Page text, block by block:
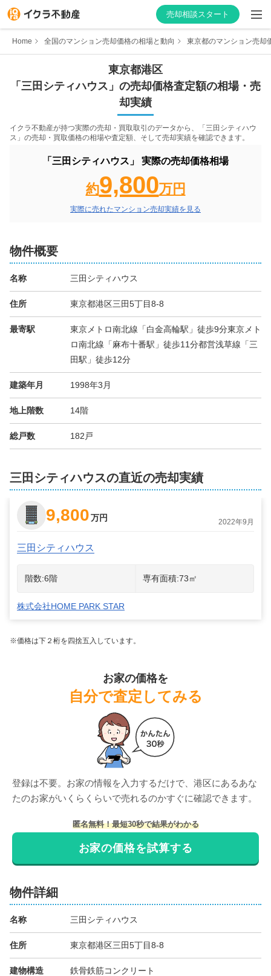
売却相談スタート
はじめての方へ
不動産会社を探す
お家の売却を学ぶ
不動産会社向け情報
Home 全国のマンション売却価格の相場と動向 東京都のマンション売却
東京都港区
「 三田シティハウス 」の売却価格査定額の相場・売
却実績
イクラ不動産が持つ実際の売却・買取取引のデータから、「 三田シティハウ
ス 」の売却・買取価格の相場や査定額、そして売却実績を確認できます。
「 三田シティハウス 」 実際の売却価格相場
約9,800万円
実際に売れたマンション売却実績を見る
物件概要
名称 三田シティハウス
住所 東京都港区三田5丁目8-8
最寄駅
東京メトロ南北線「白金高輪駅」徒歩9分東京メト
ロ南北線「麻布十番駅」徒歩11分都営浅草線「三
田駅」徒歩12分
建築年月 1998年3月
地上階数 14階
総戸数 182戸
三田シティハウスの直近の売却実績
9,800万円 2022年9月
三田シティハウス
階数:6階 専有面積:73㎡
株式会社HOME PARK STAR
※価格は下２桁を四捨五入しています。
お家の価格を
自分で査定してみる
登録は不要。お家の情報を入力するだけで、 港区にあるあな
たのお家がいくらくらいで売れるのかすぐに確認できます。
匿名無料！最短30秒で結果がわかる
お家の価格を試算する
物件詳細
名称 三田シティハウス
住所 東京都港区三田5丁目8-8
建物構造 鉄骨鉄筋コンクリート